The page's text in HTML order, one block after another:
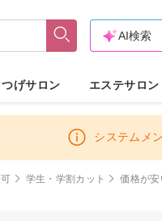
AI検索
げサロン エステサロン
システムメ
学生・学割カット 価格が安